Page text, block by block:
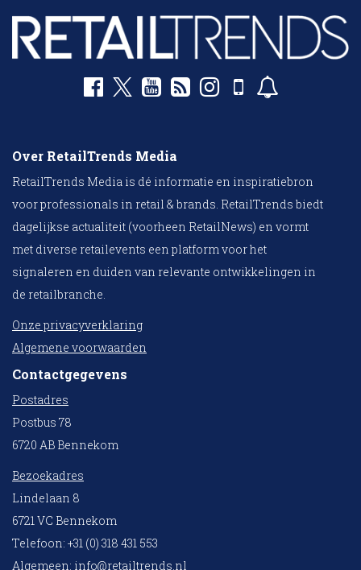
Over RetailTrends Media
RetailTrends Media is dé informatie en inspiratiebron
voor professionals in retail & brands. RetailTrends biedt
dagelijkse actualiteit (voorheen RetailNews) en vormt
met diverse retailevents een platform voor het
signaleren en duiden van relevante ontwikkelingen in
de retailbranche.
Onze privacyverklaring
Algemene voorwaarden
Contactgegevens
Postadres
Postbus 78
6720 AB Bennekom
Bezoekadres
Lindelaan 8
6721 VC Bennekom
Telefoon: +31 (0) 318 431 553
Algemeen: info@retailtrends.nl